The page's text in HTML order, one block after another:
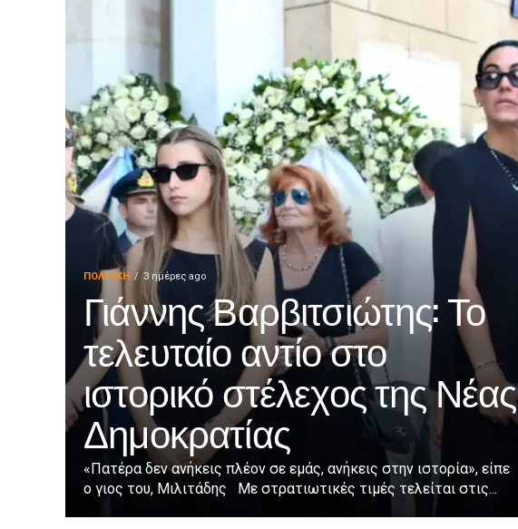
ΠΟΛΙΤΙΚΉ 3 ημέρες ago
Γιάννης Βαρβιτσιώτης: Το
τελευταίο αντίο στο
ιστορικό στέλεχος της Νέας
Δημοκρατίας
«Πατέρα δεν ανήκεις πλέον σε εμάς, ανήκεις στην ιστορία», είπε
ο γιος του, Μιλιτάδης Με στρατιωτικές τιμές τελείται στις...